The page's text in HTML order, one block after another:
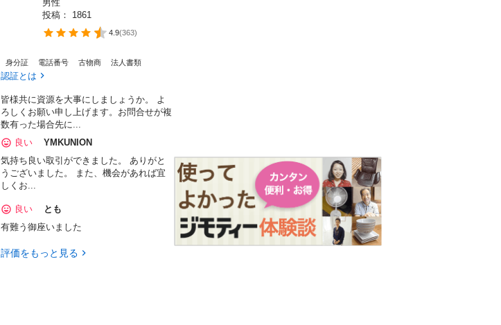
男性
投稿： 1861
4.9(363)
身分証 電話番号 古物商 法人書類
認証とは
皆様共に資源を大事にしましょうか。 よ
ろしくお願い申し上げます。お問合せが複
数有った場合先に...
良い
YMKUNION
気持ち良い取引ができました。 ありがと
うございました。 また、機会があれば宜
しくお...
良い
とも
有難う御座いました
評価をもっと見る